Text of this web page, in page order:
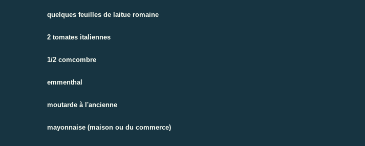
quelques feuilles de laitue romaine
2 tomates italiennes
1/2 comcombre
emmenthal
moutarde à l'ancienne
mayonnaise (maison ou du commerce)